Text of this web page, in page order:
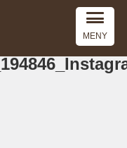
MENY